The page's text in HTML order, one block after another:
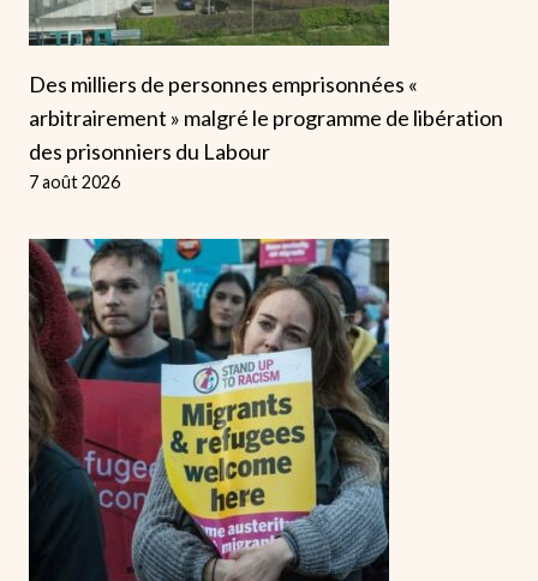
Des milliers de personnes emprisonnées «
arbitrairement » malgré le programme de libération
des prisonniers du Labour
7 août 2026